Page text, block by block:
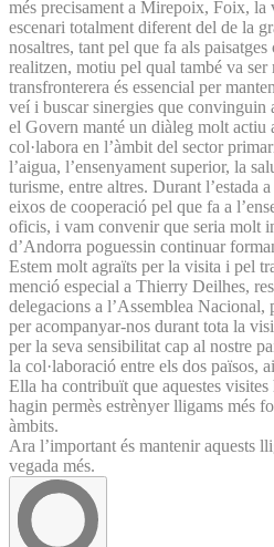
més precisament a Mirepoix, Foix, la
escenari totalment diferent del de la
nosaltres, tant pel que fa als
realitzen, motiu pel qual també va
transfronterera és essencial per
veí i buscar sinergies que convinguin
el Govern manté un diàleg molt actiu
col·labora en l’àmbit del sector
l’aigua, l’ensenyament superior, la
turisme, entre altres. Durant l’estada
eixos de cooperació pel que fa a
oficis, i vam convenir que seria molt
d’Andorra poguessin continuar
Estem molt agraïts per la visita i pel
menció especial a Thierry Deilhes,
delegacions a l’Assemblea Nacional,
per acompanyar-nos durant tota la
per la seva sensibilitat cap al nostre
la col·laboració entre els dos països,
Ella ha contribuït que aquestes
hagin permès estrènyer lligams més
àmbits.
Ara l’important és mantenir aquests
vegada més.